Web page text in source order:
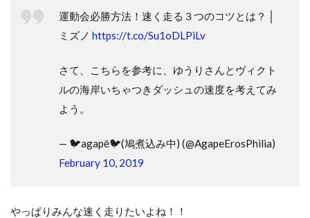
運動会必勝方法！速く走る３つのコツとは？ │
ミズノ https://t.co/Su1oDLPiLv
さて、こちらを参考に、ゆうりさんとヴィクト
ルの海岸いちゃつきダッシュの速度を考えてみ
よう。
— 🐦agapē🐦(鳩煮込み中) (@AgapeErosPhilia)
February 10, 2019
やっぱりみんな速く走りたいよね！！